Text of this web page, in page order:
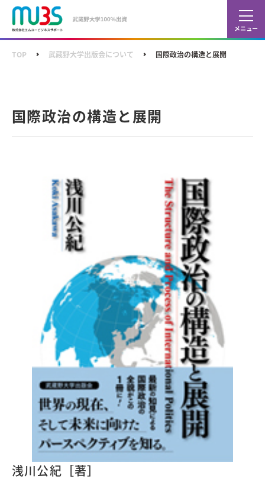
カ
シ
TOP 武蔵野大学出版会について 国際政治の構造と展開
国際政治の構造と展開
浅川公紀［著］